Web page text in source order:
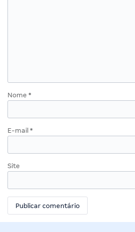
Nome *
E-mail *
Site